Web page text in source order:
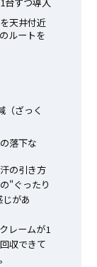
天井付近
ルートを
（ざっく
落下な
の引き方
"ぐったり
があ
レームが1
収できて